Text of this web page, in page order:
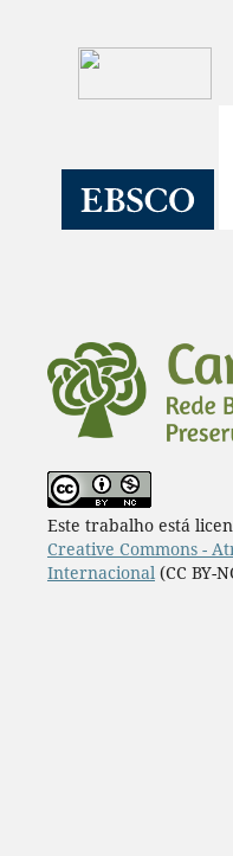
Este trabalho está
Creative Commons -
Internacional (CC BY-